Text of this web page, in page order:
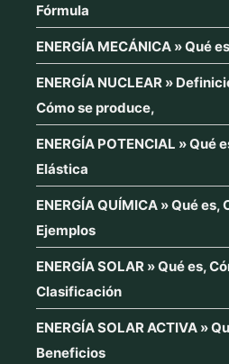
Fórmula
ENERGÍA MECÁNICA » Qué
ENERGÍA NUCLEAR »
Cómo se produce,
ENERGÍA POTENCIAL » Qué
Elástica
ENERGÍA QUÍMICA » Qué
Ejemplos
ENERGÍA SOLAR » Qué es,
Clasificación
ENERGÍA SOLAR ACTIVA »
Beneficios